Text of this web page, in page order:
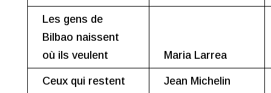
Les gens de
Bilbao naissent
où ils veulent
Maria Larrea
Ceux qui restent Jean Michelin